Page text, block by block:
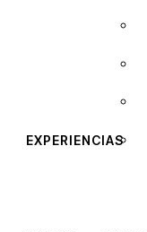
EXPERIENCIAS